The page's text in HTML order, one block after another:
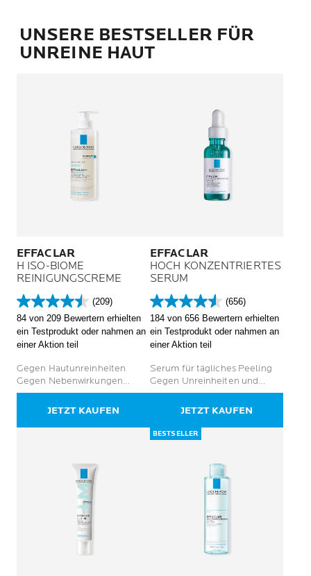
UNSERE BESTSELLER FÜR
UNREINE HAUT
EFFACLAR
H ISO-BIOME
REINIGUNGSCREME
(209)
4.5
von
5
Sternen.
Bewertungen
84 von 209 Bewertern erhielten
ein Testprodukt oder nahmen an
einer Aktion teil
Gegen Hautunreinheiten
Gegen Nebenwirkungen
durch austrocknende Akne-
Behandlungen
JETZT KAUFEN
EFFACLAR
HOCH KONZENTRIERTES
SERUM
(656)
4.5
von
5
Sternen.
Bewertungen
184 von 656 Bewertern erhielten
ein Testprodukt oder nahmen an
einer Aktion teil
Serum für tägliches Peeling
Gegen Unreinheiten und
Pickel Für zu Akne neigende
Haut bei Erwachsenen
JETZT KAUFEN
BESTSELLER